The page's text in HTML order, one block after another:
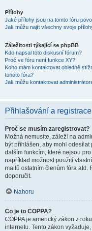
Přílohy
Jaké přílohy jsou na tomto fóru
Jak můžu najít všechny svoje
Záležitosti týkající se phpBB
Kdo napsal toto diskusní fórum?
Proč ve fóru není funkce XY?
Koho mám kontaktovat ohledně
tohoto fóra?
Jak můžu kontaktovat
Přihlašování a registrace
Proč se musím zaregistrovat?
Možná nemusíte, záleží na
být přihlášen, aby mohl
dalším funkcím, které nejsou
například možnost použití
mailů ostatním členům fóra atd.
doporučit.
Nahoru
Co je to COPPA?
COPPA je americký zákon z
internetu. Tento zákon